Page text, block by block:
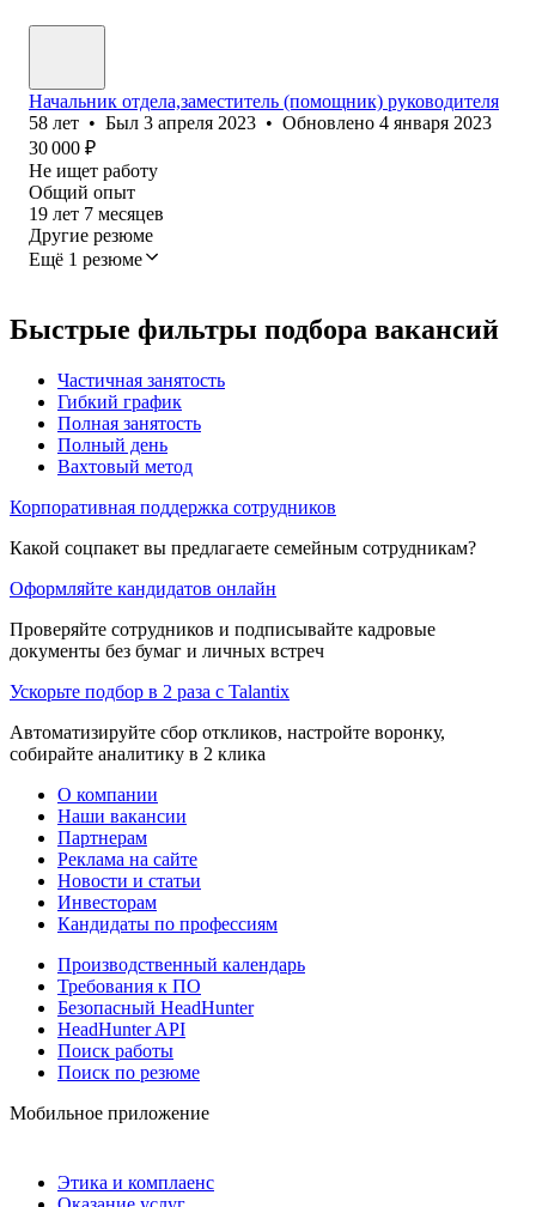
Начальник отдела,заместитель (помощник) руководителя
58 лет • Был 3 апреля 2023 • Обновлено 4 января 2023
30 000 ₽
Не ищет работу
Общий опыт
19 лет 7 месяцев
Другие резюме
Ещё 1 резюме
Быстрые фильтры подбора вакансий
Частичная занятость
Гибкий график
Полная занятость
Полный день
Вахтовый метод
Корпоративная поддержка сотрудников
Какой соцпакет вы предлагаете семейным сотрудникам?
Оформляйте кандидатов онлайн
Проверяйте сотрудников и подписывайте кадровые
документы без бумаг и личных встреч
Ускорьте подбор в 2 раза с Talantix
Автоматизируйте сбор откликов, настройте воронку,
собирайте аналитику в 2 клика
О компании
Наши вакансии
Партнерам
Реклама на сайте
Новости и статьи
Инвесторам
Кандидаты по профессиям
Производственный календарь
Требования к ПО
Безопасный HeadHunter
HeadHunter API
Поиск работы
Поиск по резюме
Мобильное приложение
Этика и комплаенс